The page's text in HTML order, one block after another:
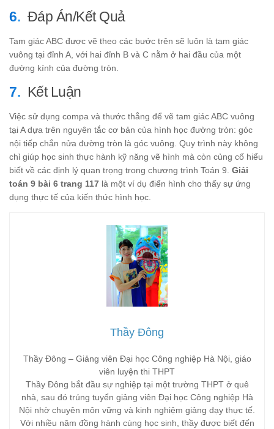
Đáp Án/Kết Quả
Tam giác ABC được vẽ theo các bước trên sẽ luôn là tam giác
vuông tại đỉnh A, với hai đỉnh B và C nằm ở hai đầu của một
đường kính của đường tròn.
Kết Luận
Việc sử dụng compa và thước thẳng để vẽ tam giác ABC vuông
tại A dựa trên nguyên tắc cơ bản của hình học đường tròn: góc
nội tiếp chắn nửa đường tròn là góc vuông. Quy trình này không
chỉ giúp học sinh thực hành kỹ năng vẽ hình mà còn củng cố hiểu
biết về các định lý quan trọng trong chương trình Toán 9. Giải
toán 9 bài 6 trang 117 là một ví dụ điển hình cho thấy sự ứng
dụng thực tế của kiến thức hình học.
Thầy Đông
Thầy Đông – Giảng viên Đại học Công nghiệp Hà Nội, giáo
viên luyện thi THPT
Thầy Đông bắt đầu sự nghiệp tại một trường THPT ở quê
nhà, sau đó trúng tuyển giảng viên Đại học Công nghiệp Hà
Nội nhờ chuyên môn vững và kinh nghiệm giảng dạy thực tế.
Với nhiều năm đồng hành cùng học sinh, thầy được biết đến